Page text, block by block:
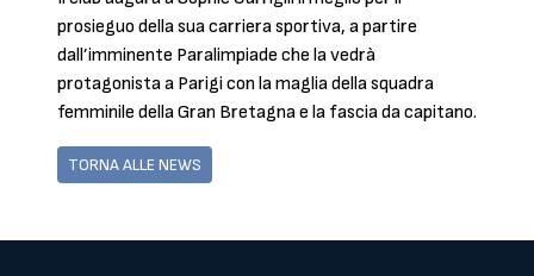
prosieguo della sua carriera sportiva, a partire
dall’imminente Paralimpiade che la vedrà
protagonista a Parigi con la maglia della squadra
femminile della Gran Bretagna e la fascia da capitano.
TORNA ALLE NEWS